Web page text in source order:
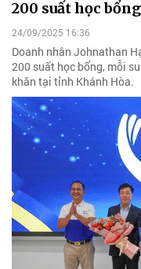
200 suất học
24/09/2025 16:36
Doanh nhân Johnathan
200 suất học bổng, mỗi
khăn tại tỉnh Khánh Hòa.